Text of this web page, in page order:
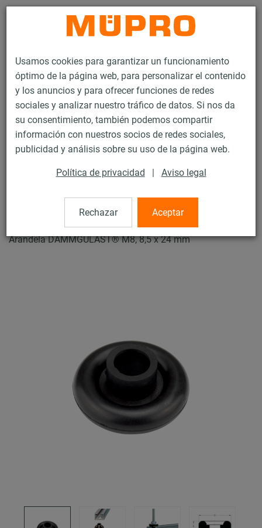
Usamos cookies para garantizar un funcionamiento
óptimo de la página web, para personalizar el contenido
y los anuncios y para ofrecer funciones de redes
sociales y analizar nuestro tráfico de datos. Si nos da
su consentimiento, también podemos compartir
información con nuestros socios de redes sociales,
publicidad y análisis sobre su uso de la página web.
Política de privacidad | Aviso legal
Rechazar Aceptar
Productos Tecnología de soportación
Insonorización
Elementos de insonorización
Arandelas DÄMMGULAST®
Arandelas DÄMMGULAST®
Arandela DÄMMGULAST® M8, 8,5 x 24 mm